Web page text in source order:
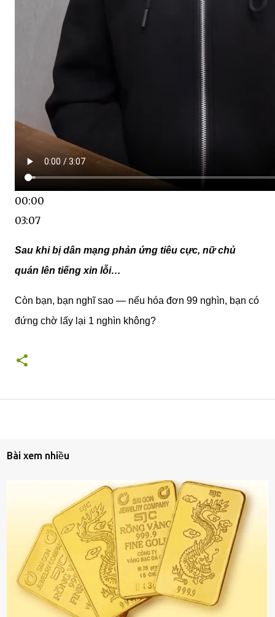
00:00
03:07
Sau khi bị dân mạng phản ứng tiêu cực, nữ chủ
quán lên tiếng xin lỗi…
Còn bạn, bạn nghĩ sao — nếu hóa đơn 99 nghìn, bạn có
đứng chờ lấy lại 1 nghìn không?
Bài xem nhiều